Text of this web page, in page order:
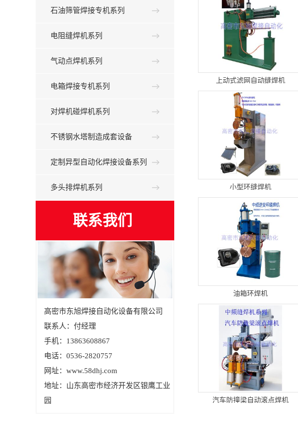
石油筛管焊接专机系列
电阻缝焊机系列
气动点焊机系列
电箱焊接专机系列
对焊机碰焊机系列
不锈钢水塔制造成套设备
定制异型自动化焊接设备系列
多头排焊机系列
联系我们
高密市东旭焊接自动化设备有限公司
联系人：付经理
手机：13863608867
电话：0536-2820757
网址：www.58dhj.com
地址：山东高密市经济开发区银鹰工业
园
上动式滤网自动缝焊机
小型环缝焊机
油箱环焊机
汽车防撞梁自动滚点焊机